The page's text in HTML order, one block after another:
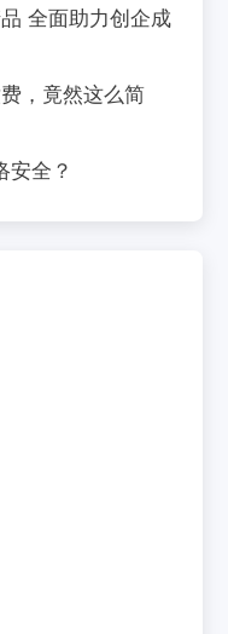
全面助力创企成
，竟然这么简
安全？